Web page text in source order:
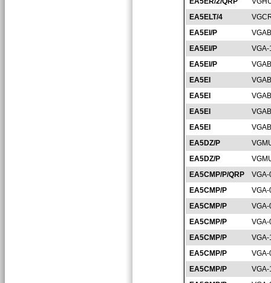
EA5ELT/4
EA5EI/P
EA5EI/P
EA5EI/P
EA5EI
EA5EI
EA5EI
EA5EI
EA5DZ/P
EA5DZ/P
EA5CMP/P/QRP
EA5CMP/P
EA5CMP/P
EA5CMP/P
EA5CMP/P
EA5CMP/P
EA5CMP/P
VGA-